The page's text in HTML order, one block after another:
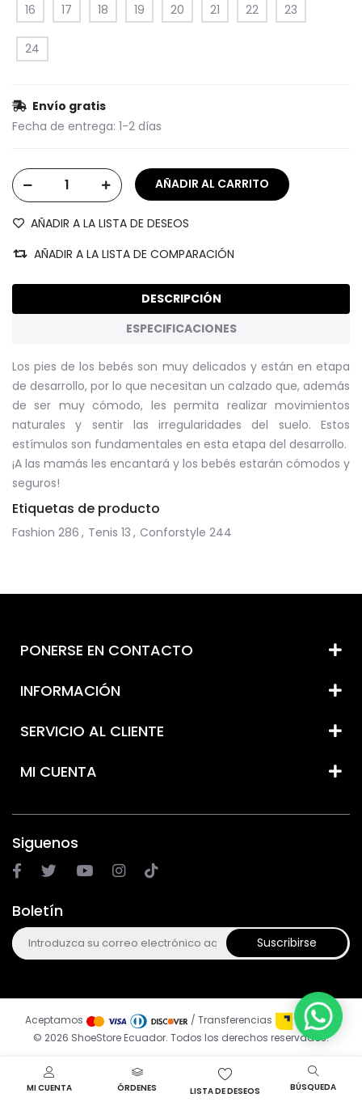
16 17 18 19 20 21 22 23
24
Envío gratis
Fecha de entrega: 1-2 días
AÑADIR A LA LISTA DE DESEOS
AÑADIR A LA LISTA DE COMPARACIÓN
DESCRIPCIÓN
ESPECIFICACIONES
Los pies de los bebés son muy delicados y están en etapa
de desarrollo, por lo que necesitan un calzado que, además
de ser muy cómodo, les permita realizar movimientos
naturales y sentir las irregularidades del suelo. Estos
estímulos son fundamentales en esta etapa del desarrollo.
¡A las mamás les encantará y los bebés estarán cómodos y
seguros!
Etiquetas de producto
Fashion 286 , Tenis 13 , Conforstyle 244
PONERSE EN CONTACTO
INFORMACIÓN
SERVICIO AL CLIENTE
MI CUENTA
Siguenos
Boletín
Suscribirse
© 2026 ShoeStore Ecuador. Todos los derechos reservados.
Aceptamos / Transferencias
MI CUENTA ÓRDENES LISTA DE DESEOS BÚSQUEDA